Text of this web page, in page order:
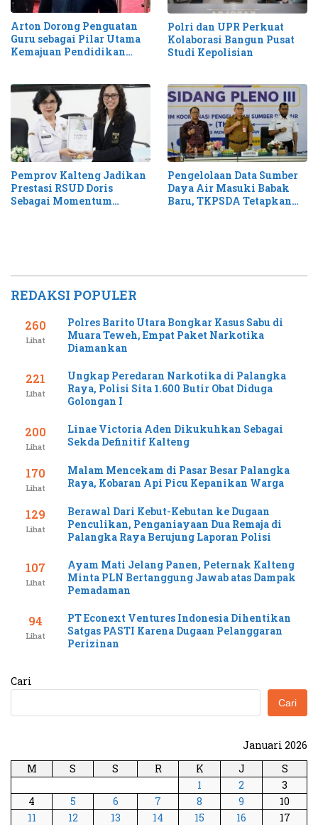
Arton Dorong Penguatan
Guru sebagai Pilar Utama
Kemajuan Pendidikan
Polri dan UPR Perkuat
Kolaborasi Bangun Pusat
Studi Kepolisian
Pemprov Kalteng Jadikan
Prestasi RSUD Doris
Sebagai Momentum
Pengelolaan Data Sumber
Daya Air Masuki Babak
Baru, TKPSDA Tetapkan
REDAKSI POPULER
260
Lihat
Polres Barito Utara Bongkar Kasus Sabu di
Muara Teweh, Empat Paket Narkotika
Diamankan
221
Lihat
Ungkap Peredaran Narkotika di Palangka
Raya, Polisi Sita 1.600 Butir Obat Diduga
Golongan I
200
Lihat
Linae Victoria Aden Dikukuhkan Sebagai
Sekda Definitif Kalteng
170
Lihat
Malam Mencekam di Pasar Besar Palangka
Raya, Kobaran Api Picu Kepanikan Warga
129
Lihat
Berawal Dari Kebut-Kebutan ke Dugaan
Penculikan, Penganiayaan Dua Remaja di
Palangka Raya Berujung Laporan Polisi
107
Lihat
Ayam Mati Jelang Panen, Peternak Kalteng
Minta PLN Bertanggung Jawab atas Dampak
Pemadaman
94
Lihat
PT Econext Ventures Indonesia Dihentikan
Satgas PASTI Karena Dugaan Pelanggaran
Perizinan
Cari
Cari
Januari 2026
M
S S R K J
S
1
2
3
4
5 6 7 8 9
10
11
12 13 14 15 16
17